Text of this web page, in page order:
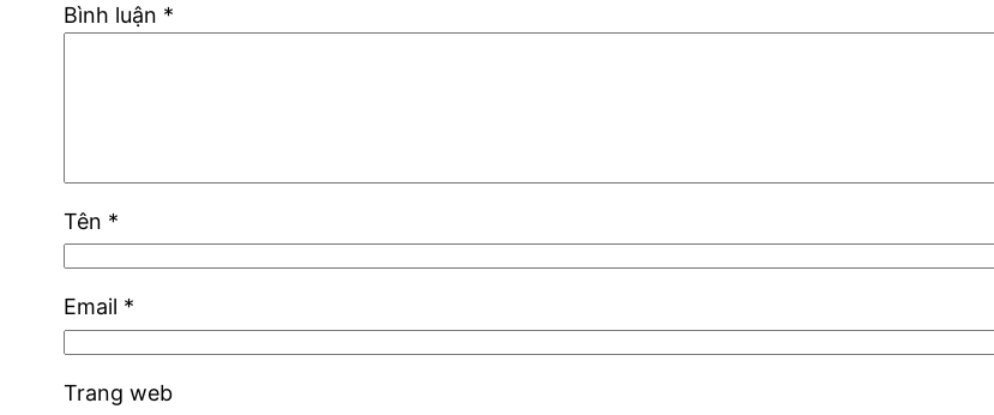
Bình luận *
Tên *
Email *
Trang web